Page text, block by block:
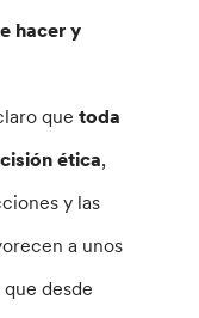
hacer y
quetoda
ética,
y las
a unos
desde